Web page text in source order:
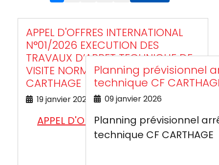
APPEL D'OFFRES INTERNATIONAL
N°01/2026 EXECUTION DES
TRAVAUX D’ARRET TECHNIQUE DE
VISITE NORMALE DU C/F
CARTHAGE
19 janvier 2026
APPEL D'OFFRES INTERNATIONAL
N°01/2026
Planning prévisionnel
technique CF
09 janvier 2026
Planning prévisionnel
technique CF CARTHAGE